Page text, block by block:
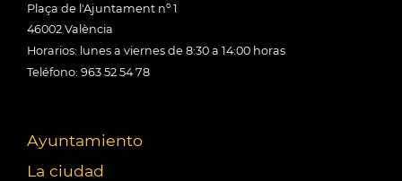
Plaça de l'Ajuntament nº 1
46002 València
Horarios: lunes a viernes de 8:30 a 14:00 horas
Teléfono: 963 52 54 78
Ayuntamiento
La ciudad